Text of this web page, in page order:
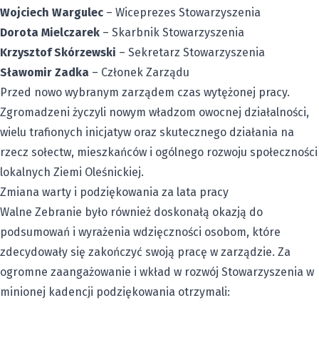
Wojciech Wargulec – Wiceprezes Stowarzyszenia
Dorota Mielczarek – Skarbnik Stowarzyszenia
Krzysztof Skórzewski – Sekretarz Stowarzyszenia
Sławomir Zadka – Członek Zarządu
Przed nowo wybranym zarządem czas wytężonej pracy.
Zgromadzeni życzyli nowym władzom owocnej działalności,
wielu trafionych inicjatyw oraz skutecznego działania na
rzecz sołectw, mieszkańców i ogólnego rozwoju społeczności
lokalnych Ziemi Oleśnickiej.
Zmiana warty i podziękowania za lata pracy
Walne Zebranie było również doskonałą okazją do
podsumowań i wyrażenia wdzięczności osobom, które
zdecydowały się zakończyć swoją pracę w zarządzie. Za
ogromne zaangażowanie i wkład w rozwój Stowarzyszenia w
minionej kadencji podziękowania otrzymali: